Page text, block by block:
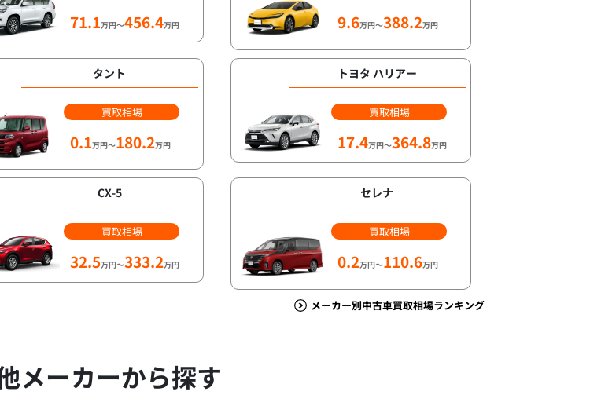
71.1万円～456.4万円 9.6万円～388.2万円
タント
買取相場
0.1万円～180.2万円
トヨタ ハリアー
買取相場
17.4万円～364.8万円
CX-5
買取相場
32.5万円～333.2万円
セレナ
買取相場
0.2万円～110.6万円
メーカー別中古車買取相場ランキング
メーカーから探す